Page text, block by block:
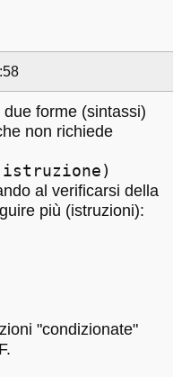
forme (sintassi)
non richiede
al verificarsi della
più (istruzioni):
"condizionate"